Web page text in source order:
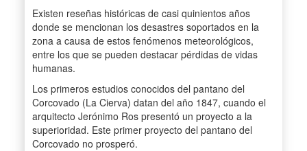
Existen reseñas históricas de casi quinientos años
donde se mencionan los desastres soportados en la
zona a causa de estos fenómenos meteorológicos,
entre los que se pueden destacar pérdidas de vidas
humanas.
Los primeros estudios conocidos del pantano del
Corcovado (La Cierva) datan del año 1847, cuando el
arquitecto Jerónimo Ros presentó un proyecto a la
superioridad. Este primer proyecto del pantano del
Corcovado no prosperó.